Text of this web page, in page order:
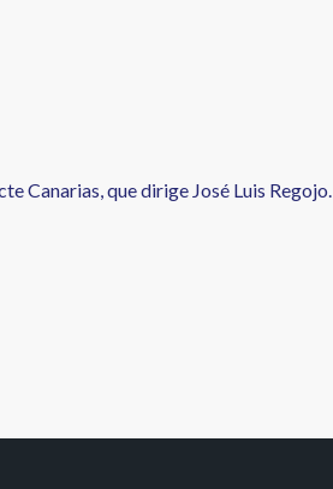
Canarias, que dirige José Luis Regojo.